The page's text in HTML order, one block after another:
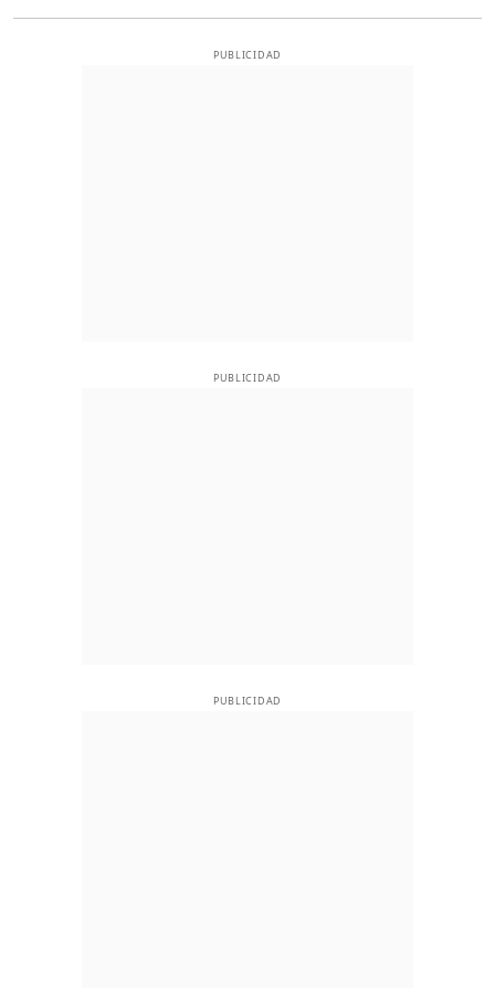
PUBLICIDAD
PUBLICIDAD
PUBLICIDAD